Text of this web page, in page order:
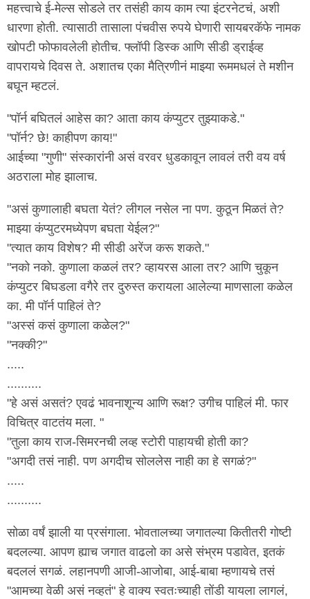
महत्त्वाचे ई-मेल्स सोडले तर तसंही काय काम त्या इंटरनेटचं, अशी
धारणा होती. त्यासाठी तासाला पंचवीस रुपये घेणारी सायबरकॅफे नामक
खोपटी फोफावलेली होतीच. फ्लॉपी डिस्क आणि सीडी ड्राईव्ह
वापरायचे दिवस ते. अशातच एका मैत्रिणीनं माझ्या रूममधलं ते मशीन
बघून म्हटलं.
"पॉर्न बघितलं आहेस का? आता काय कंप्युटर तुझ्याकडे."
"पॉर्न? छे! काहीपण काय!"
आईच्या "गुणी" संस्कारांनी असं वरवर धुडकावून लावलं तरी वय वर्ष
अठराला मोह झालाच.
"असं कुणालाही बघता येतं? लीगल नसेल ना पण. कुठून मिळतं ते?
माझ्या कंप्युटरमध्येपण बघता येईल?"
"त्यात काय विशेष? मी सीडी अरेंज करू शकते."
"नको नको. कुणाला कळलं तर? व्हायरस आला तर? आणि चुकून
कंप्युटर बिघडला वगैरे तर दुरुस्त करायला आलेल्या माणसाला कळेल
का. मी पॉर्न पाहिलं ते?
"अस्सं कसं कुणाला कळेल?"
"नक्की?"
.....
..........
"हे असं असतं? एवढं भावनाशून्य आणि रूक्ष? उगीच पाहिलं मी. फार
विचित्र वाटतंय मला. "
"तुला काय राज-सिमरनची लव्ह स्टोरी पाहायची होती का?
"अगदी तसं नाही. पण अगदीच सोललेस नाही का हे सगळं?"
.....
..........
सोळा वर्षं झाली या प्रसंगाला. भोवतालच्या जगातल्या कितीतरी गोष्टी
बदलल्या. आपण ह्याच जगात वाढलो का असे संभ्रम पडावेत, इतकं
बदललं सगळं. लहानपणी आजी-आजोबा, आई-बाबा म्हणायचे तसं
"आमच्या वेळी असं नव्हतं" हे वाक्य स्वतःच्याही तोंडी यायला लागलं,